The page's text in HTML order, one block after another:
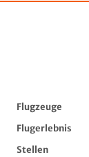
Flugzeuge
Flugerlebnis
Stellen